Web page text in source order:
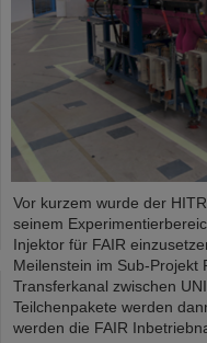
Vor kurzem wurde der
seinem
Injektor für FAIR
Meilenstein im Sub-Projekt
Transferkanal zwischen
Teilchenpakete werden
werden die FAIR